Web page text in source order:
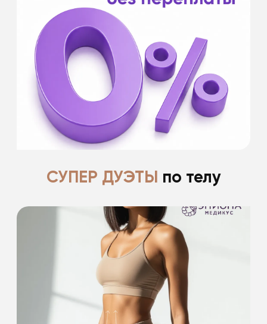
- без первоначального взноса
- оформление в клинике и удаленно
- для оформления необходим паспорт РФ
Банки партнеры: Банк Хоум Кредит, Кредит
Европа банк, МТС Банк, Тинькофф Банк,
Совкомбанк.
Подробнее
СУПЕР ДУЭТЫ по телу
-15% на проведение 2 процедур
из списка
-15% на проведение лазерной эпиляции